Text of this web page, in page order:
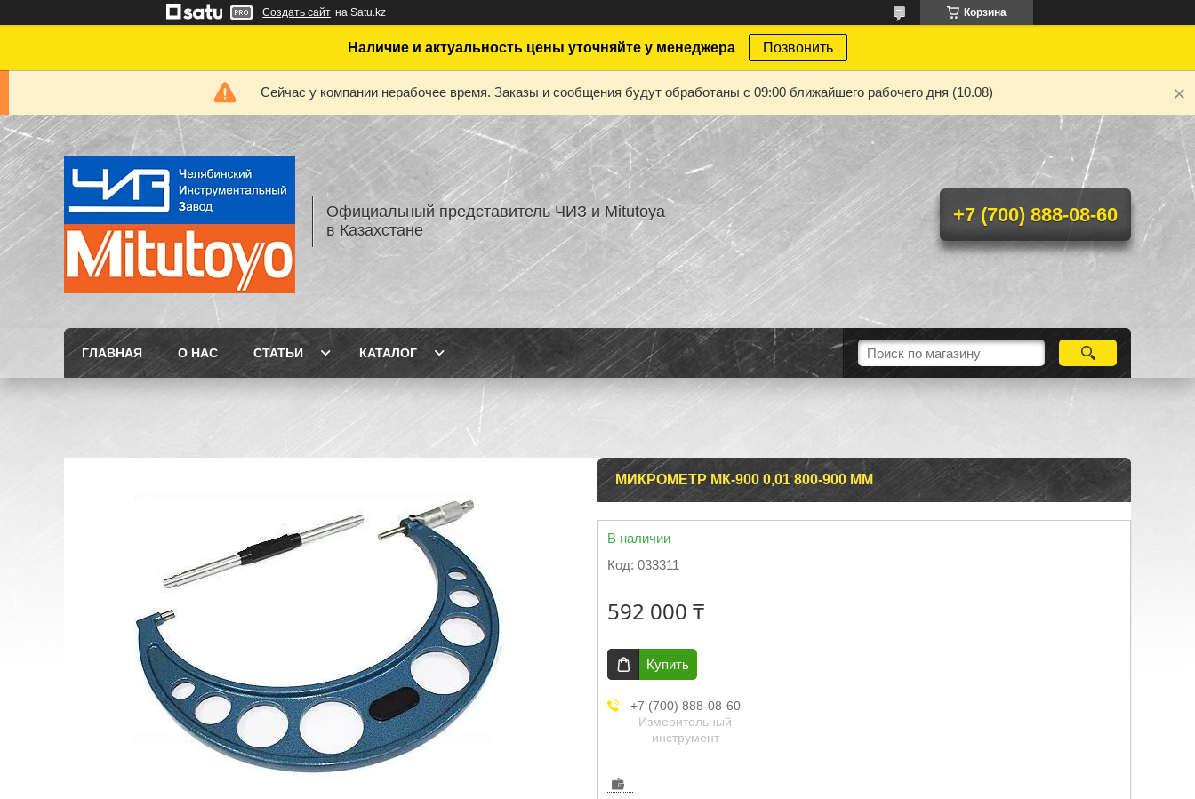
Создать сайт на Satu.kz Корзина
Наличие и актуальность цены уточняйте у менеджера Позвонить
Сейчас у компании нерабочее время. Заказы и сообщения будут обработаны с 09:00 ближайшего рабочего дня (10.08)
Официальный представитель ЧИЗ и Mitutoya
в Казахстане
+7 (700) 888-08-60
ГЛАВНАЯ О НАС СТАТЬИ КАТАЛОГ
МИКРОМЕТР МК-900 0,01 800-900 ММ
В наличии
Код: 033311
592 000 ₸
Купить
+7 (700) 888-08-60
Измерительный
инструмент